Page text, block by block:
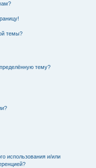
темы?
тему?
использования и/или